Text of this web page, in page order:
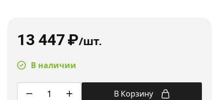
13 447₽/шт.
В наличии
В Корзину